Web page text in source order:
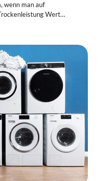
wenn man auf
Wert…